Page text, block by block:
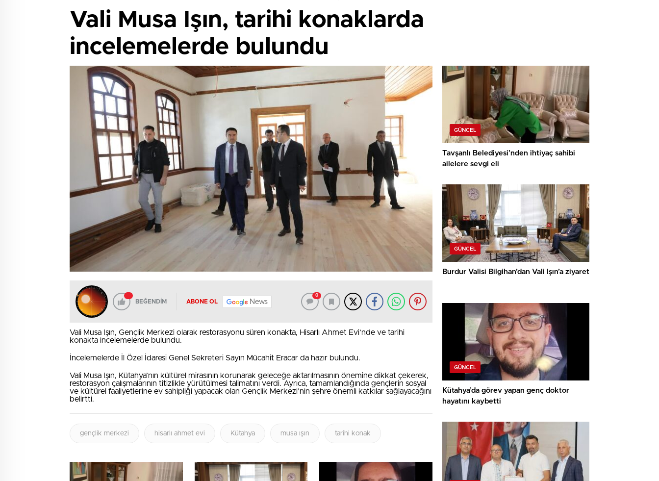
Vali Musa Işın, tarihi konaklarda
incelemelerde bulundu
BEĞENDİM ABONE OL News
0
Vali Musa Işın, Gençlik Merkezi olarak restorasyonu süren konakta, Hisarlı Ahmet Evi’nde ve tarihi
konakta incelemelerde bulundu.
İncelemelerde İl Özel İdaresi Genel Sekreteri Sayın Mücahit Eracar da hazır bulundu.
Vali Musa Işın, Kütahya’nın kültürel mirasının korunarak geleceğe aktarılmasının önemine dikkat çekerek,
restorasyon çalışmalarının titizlikle yürütülmesi talimatını verdi. Ayrıca, tamamlandığında gençlerin sosyal
ve kültürel faaliyetlerine ev sahipliği yapacak olan Gençlik Merkezi’nin şehre önemli katkılar sağlayacağını
belirtti.
gençlik merkezi hisarlı ahmet evi Kütahya musa ışın tarihi konak
GÜNCEL
Tavşanlı Belediyesi’nden ihtiyaç sahibi
ailelere sevgi eli
GÜNCEL
Burdur Valisi Bilgihan’dan Vali Işın’a ziyaret
GÜNCEL
Kütahya’da görev yapan genç doktor
hayatını kaybetti